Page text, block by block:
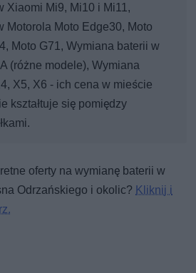
Xiaomi Mi9, Mi10 i Mi11,
Motorola Moto Edge30, Moto
Moto G71, Wymiana baterii w
(różne modele), Wymiana
X5, X6 - ich cena w mieście
kształtuje się pomiędzy
oferty na wymianę baterii w
Odrzańskiego i okolic? Kliknij i